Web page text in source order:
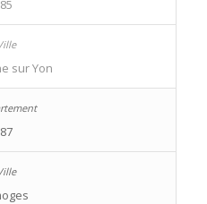
85
sur Yon
87